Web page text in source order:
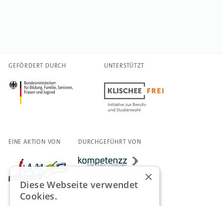
GEFÖRDERT DURCH UNTERSTÜTZT
EINE AKTION VON DURCHGEFÜHRT VON
×
Diese Webseite verwendet
Cookies.